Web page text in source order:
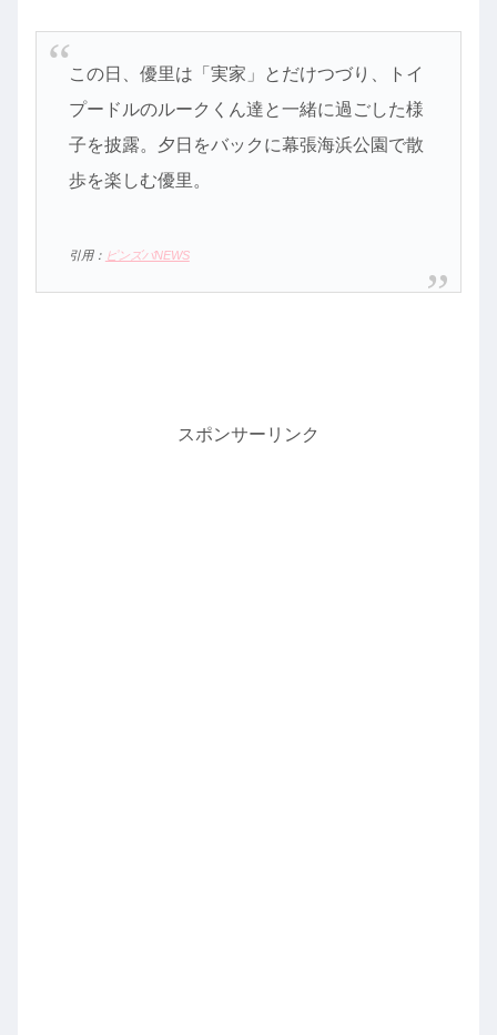
この日、優里は「実家」とだけつづり、トイ
プードルのルークくん達と一緒に過ごした様
子を披露。夕日をバックに幕張海浜公園で散
歩を楽しむ優里。
引用： ピンズバNEWS
スポンサーリンク